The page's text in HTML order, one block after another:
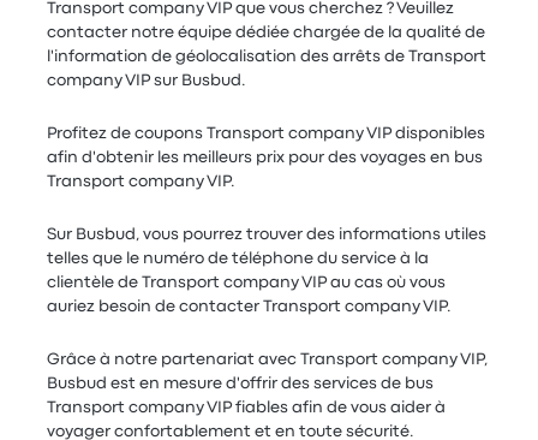
Transport company VIP que vous cherchez ? Veuillez
contacter notre équipe dédiée chargée de la qualité de
l'information de géolocalisation des arrêts de Transport
company VIP sur Busbud.
Profitez de coupons Transport company VIP disponibles
afin d'obtenir les meilleurs prix pour des voyages en bus
Transport company VIP.
Sur Busbud, vous pourrez trouver des informations utiles
telles que le numéro de téléphone du service à la
clientèle de Transport company VIP au cas où vous
auriez besoin de contacter Transport company VIP.
Grâce à notre partenariat avec Transport company VIP,
Busbud est en mesure d'offrir des services de bus
Transport company VIP fiables afin de vous aider à
voyager confortablement et en toute sécurité.